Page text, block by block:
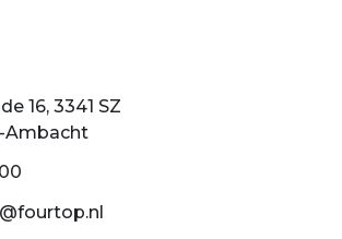
16, 3341 SZ
Ambacht